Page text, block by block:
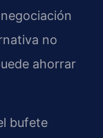
no
ahorrar
bufete